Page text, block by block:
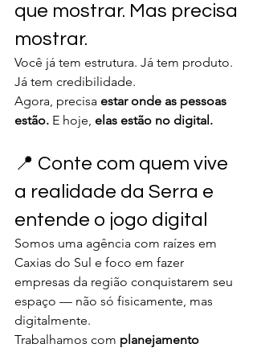
que mostrar. Mas precisa
mostrar.
Você já tem estrutura. Já tem produto.
Já tem credibilidade.
Agora, precisa estar onde as pessoas
estão. E hoje, elas estão no digital.
📍 Conte com quem vive
a realidade da Serra e
entende o jogo digital
Somos uma agência com raízes em
Caxias do Sul e foco em fazer
empresas da região conquistarem seu
espaço — não só fisicamente, mas
digitalmente.
Trabalhamos com planejamento